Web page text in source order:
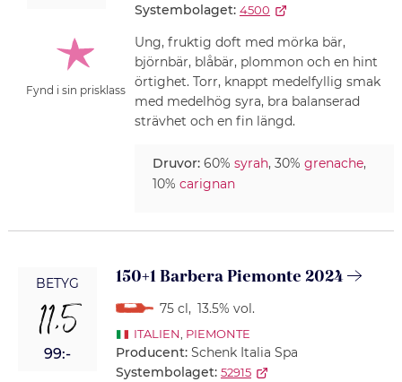
Fynd i sin prisklass
Systembolaget: 4500
Ung, fruktig doft med mörka bär,
björnbär, blåbär, plommon och en hint
örtighet. Torr, knappt medelfyllig smak
med medelhög syra, bra balanserad
strävhet och en fin längd.
Druvor:60% syrah, 30% grenache,
10% carignan
BETYG
11,5
99:-
150+1 Barbera Piemonte 2024
75 cl , 13.5% vol.
ITALIEN, PIEMONTE
Producent: Schenk Italia Spa
Systembolaget: 52915